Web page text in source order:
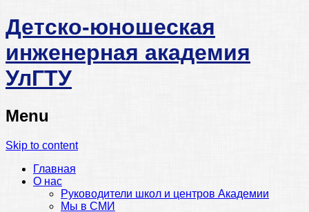
Детско-юношеская
инженерная академия
УлГТУ
Menu
Skip to content
Главная
О нас
Руководители школ и центров Академии
Мы в СМИ